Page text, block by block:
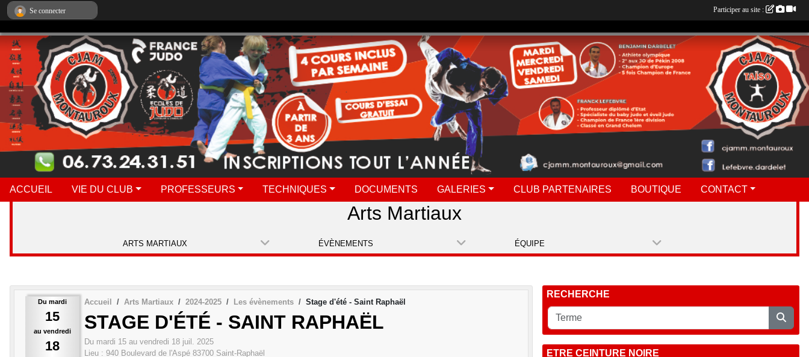
ACCUEIL VIE DU CLUB PROFESSEURS TECHNIQUES DOCUMENTS GALERIES CLUB PARTENAIRES BOUTIQUE CONTACT
Arts Martiaux
ARTS MARTIAUX ÉVÈNEMENTS ÉQUIPE
Du mardi
15
au vendredi
18
Accueil Arts Martiaux 2024-2025 Les évènements Stage d'été - Saint Raphaël
STAGE D'ÉTÉ - SAINT RAPHAËL
Du mardi 15 au vendredi 18 juil. 2025
Lieu : 940 Boulevard de l'Aspé 83700 Saint-Raphaël
RECHERCHE
ETRE CEINTURE NOIRE
Se connecter Participer au site :
Panneau de gestion des cookies